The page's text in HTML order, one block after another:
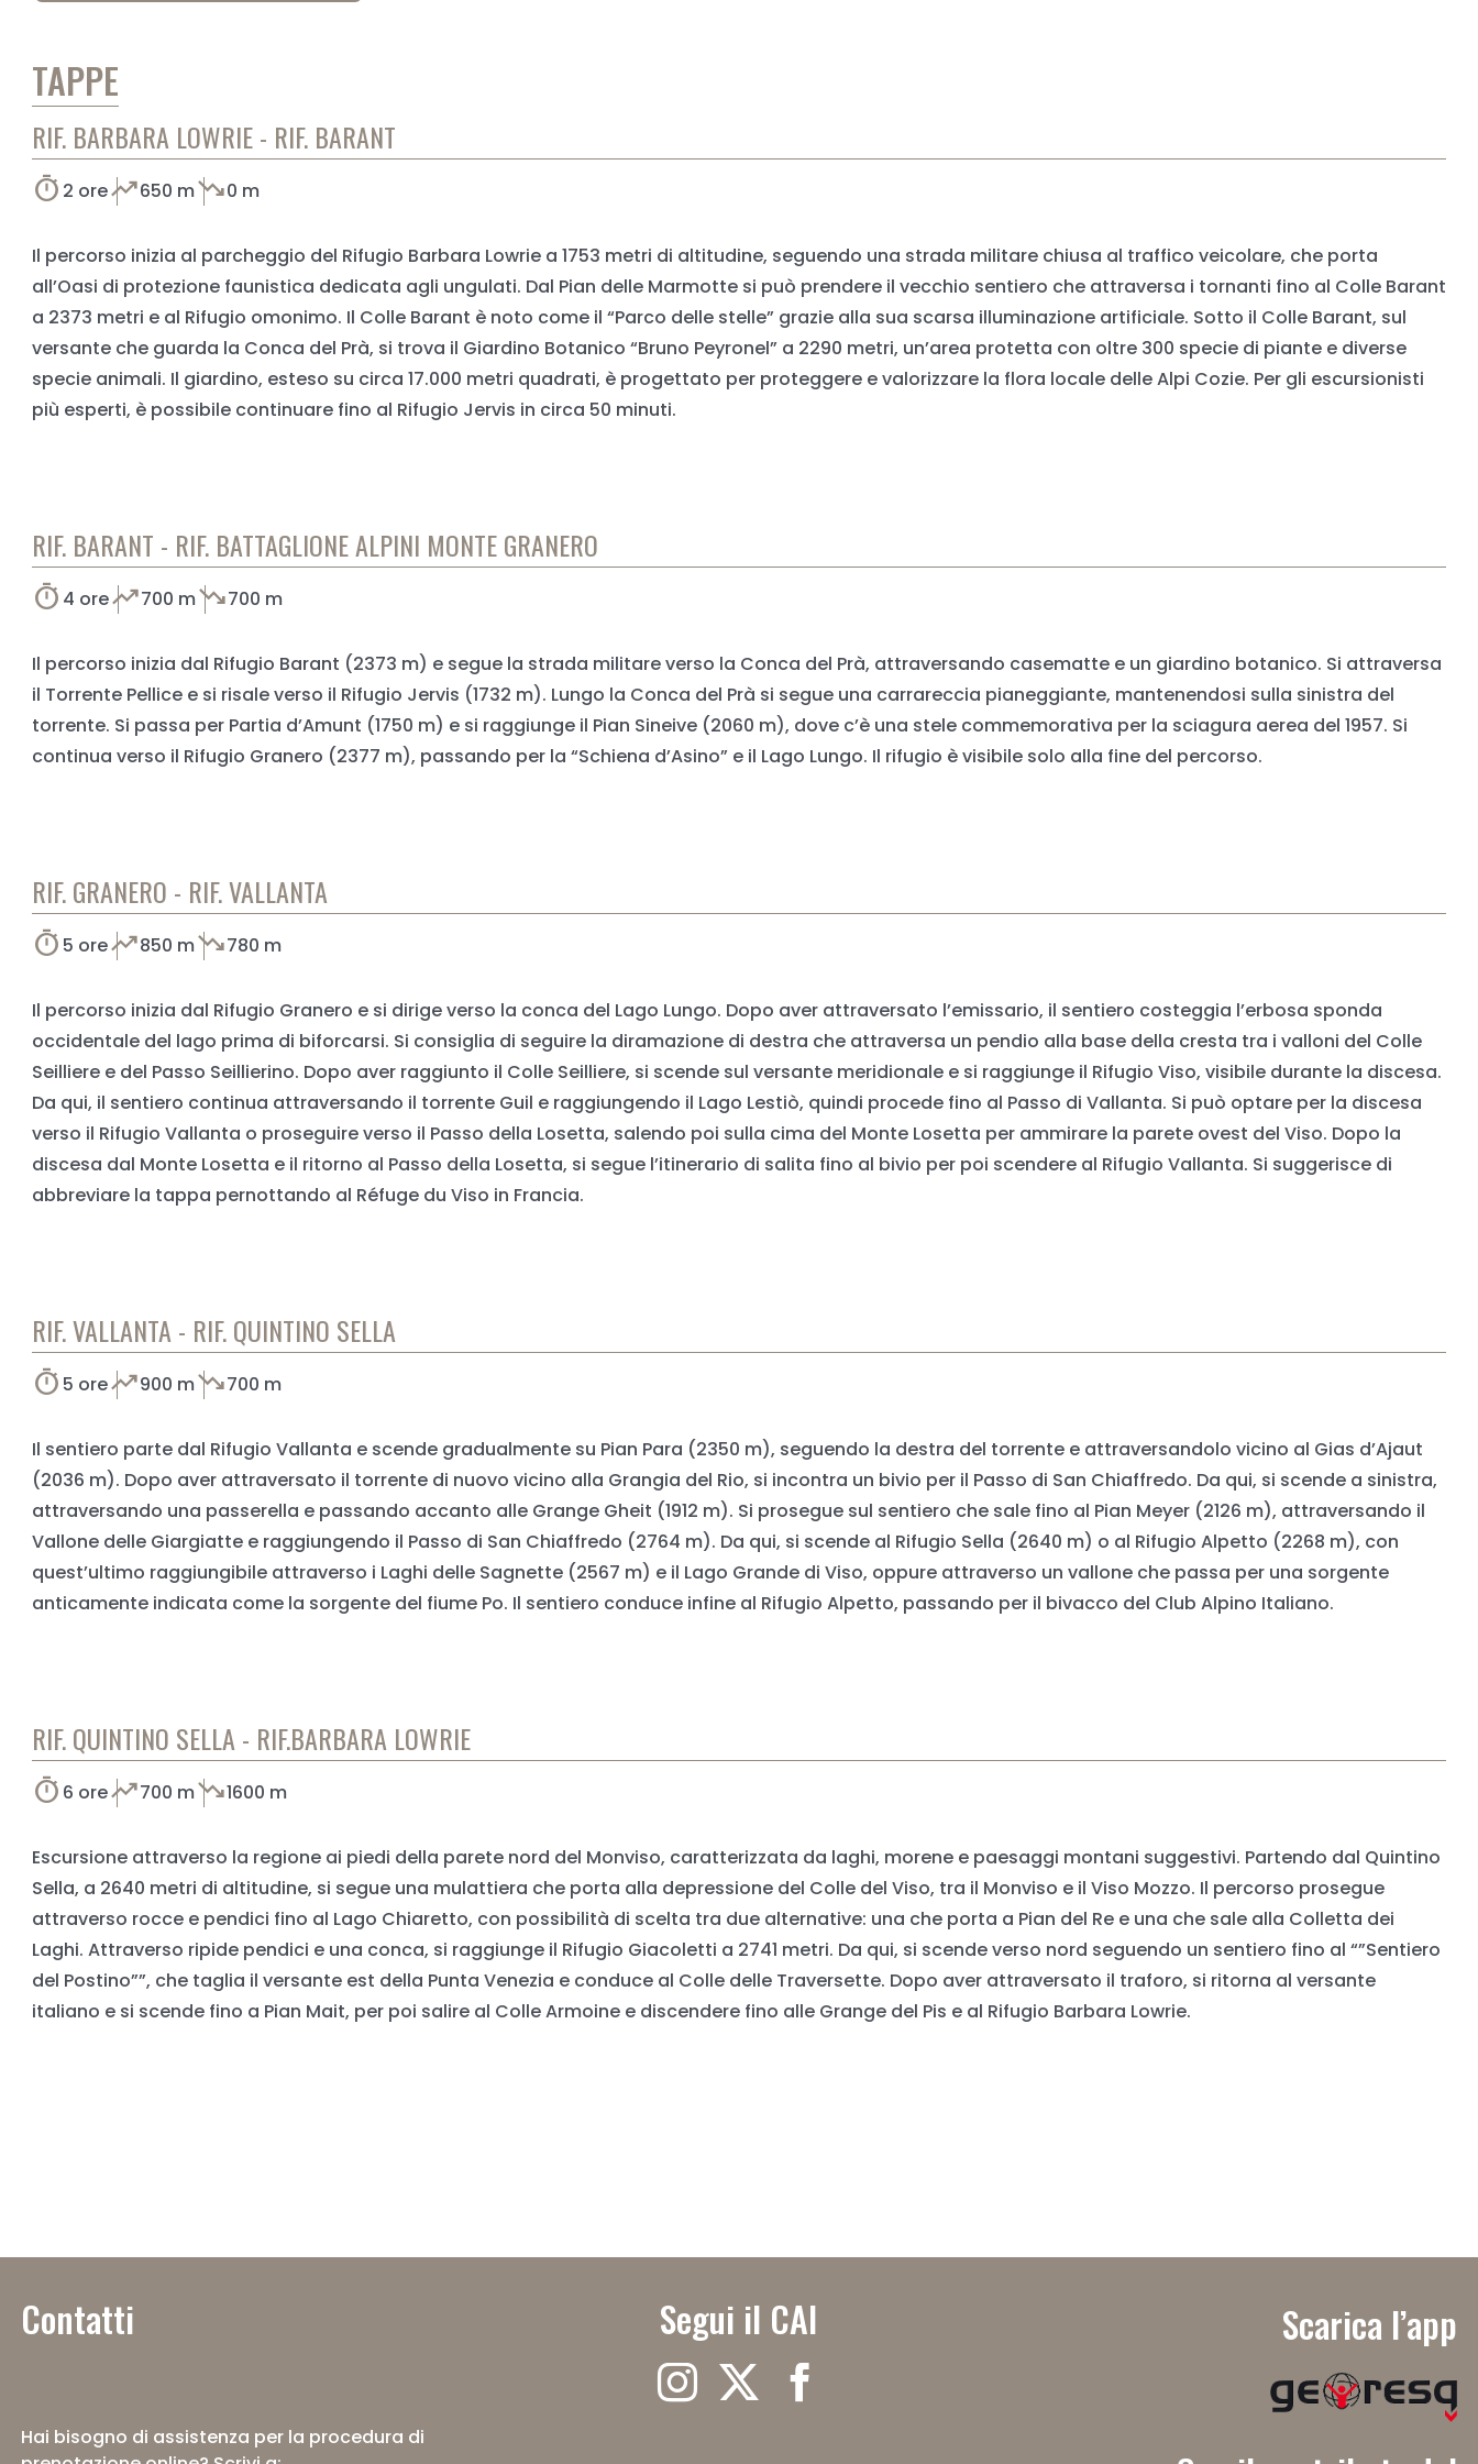
TAPPE
RIF. BARBARA LOWRIE - RIF. BARANT
timer 2 oretrending_up650 mtrending_down0 m
Il percorso inizia al parcheggio del Rifugio Barbara Lowrie a 1753 metri di altitudine, seguendo una strada militare chiusa al traffico veicolare, che porta
all’Oasi di protezione faunistica dedicata agli ungulati. Dal Pian delle Marmotte si può prendere il vecchio sentiero che attraversa i tornanti fino al Colle Barant
a 2373 metri e al Rifugio omonimo. Il Colle Barant è noto come il “Parco delle stelle” grazie alla sua scarsa illuminazione artificiale. Sotto il Colle Barant, sul
versante che guarda la Conca del Prà, si trova il Giardino Botanico “Bruno Peyronel” a 2290 metri, un’area protetta con oltre 300 specie di piante e diverse
specie animali. Il giardino, esteso su circa 17.000 metri quadrati, è progettato per proteggere e valorizzare la flora locale delle Alpi Cozie. Per gli escursionisti
più esperti, è possibile continuare fino al Rifugio Jervis in circa 50 minuti.
RIF. BARANT - RIF. BATTAGLIONE ALPINI MONTE GRANERO
timer 4 oretrending_up700 mtrending_down700 m
Il percorso inizia dal Rifugio Barant (2373 m) e segue la strada militare verso la Conca del Prà, attraversando casematte e un giardino botanico. Si attraversa
il Torrente Pellice e si risale verso il Rifugio Jervis (1732 m). Lungo la Conca del Prà si segue una carrareccia pianeggiante, mantenendosi sulla sinistra del
torrente. Si passa per Partia d’Amunt (1750 m) e si raggiunge il Pian Sineive (2060 m), dove c’è una stele commemorativa per la sciagura aerea del 1957. Si
continua verso il Rifugio Granero (2377 m), passando per la “Schiena d’Asino” e il Lago Lungo. Il rifugio è visibile solo alla fine del percorso.
RIF. GRANERO - RIF. VALLANTA
timer 5 oretrending_up850 mtrending_down780 m
Il percorso inizia dal Rifugio Granero e si dirige verso la conca del Lago Lungo. Dopo aver attraversato l’emissario, il sentiero costeggia l’erbosa sponda
occidentale del lago prima di biforcarsi. Si consiglia di seguire la diramazione di destra che attraversa un pendio alla base della cresta tra i valloni del Colle
Seilliere e del Passo Seillierino. Dopo aver raggiunto il Colle Seilliere, si scende sul versante meridionale e si raggiunge il Rifugio Viso, visibile durante la discesa.
Da qui, il sentiero continua attraversando il torrente Guil e raggiungendo il Lago Lestiò, quindi procede fino al Passo di Vallanta. Si può optare per la discesa
verso il Rifugio Vallanta o proseguire verso il Passo della Losetta, salendo poi sulla cima del Monte Losetta per ammirare la parete ovest del Viso. Dopo la
discesa dal Monte Losetta e il ritorno al Passo della Losetta, si segue l’itinerario di salita fino al bivio per poi scendere al Rifugio Vallanta. Si suggerisce di
abbreviare la tappa pernottando al Réfuge du Viso in Francia.
RIF. VALLANTA - RIF. QUINTINO SELLA
timer 5 oretrending_up900 mtrending_down700 m
Il sentiero parte dal Rifugio Vallanta e scende gradualmente su Pian Para (2350 m), seguendo la destra del torrente e attraversandolo vicino al Gias d’Ajaut
(2036 m). Dopo aver attraversato il torrente di nuovo vicino alla Grangia del Rio, si incontra un bivio per il Passo di San Chiaffredo. Da qui, si scende a sinistra,
attraversando una passerella e passando accanto alle Grange Gheit (1912 m). Si prosegue sul sentiero che sale fino al Pian Meyer (2126 m), attraversando il
Vallone delle Giargiatte e raggiungendo il Passo di San Chiaffredo (2764 m). Da qui, si scende al Rifugio Sella (2640 m) o al Rifugio Alpetto (2268 m), con
quest’ultimo raggiungibile attraverso i Laghi delle Sagnette (2567 m) e il Lago Grande di Viso, oppure attraverso un vallone che passa per una sorgente
anticamente indicata come la sorgente del fiume Po. Il sentiero conduce infine al Rifugio Alpetto, passando per il bivacco del Club Alpino Italiano.
RIF. QUINTINO SELLA - RIF.BARBARA LOWRIE
timer 6 oretrending_up700 mtrending_down1600 m
Escursione attraverso la regione ai piedi della parete nord del Monviso, caratterizzata da laghi, morene e paesaggi montani suggestivi. Partendo dal Quintino
Sella, a 2640 metri di altitudine, si segue una mulattiera che porta alla depressione del Colle del Viso, tra il Monviso e il Viso Mozzo. Il percorso prosegue
attraverso rocce e pendici fino al Lago Chiaretto, con possibilità di scelta tra due alternative: una che porta a Pian del Re e una che sale alla Colletta dei
Laghi. Attraverso ripide pendici e una conca, si raggiunge il Rifugio Giacoletti a 2741 metri. Da qui, si scende verso nord seguendo un sentiero fino al “”Sentiero
del Postino””, che taglia il versante est della Punta Venezia e conduce al Colle delle Traversette. Dopo aver attraversato il traforo, si ritorna al versante
italiano e si scende fino a Pian Mait, per poi salire al Colle Armoine e discendere fino alle Grange del Pis e al Rifugio Barbara Lowrie.
Contatti
Hai bisogno di assistenza per la procedura di
Segui il CAI Scarica l’app